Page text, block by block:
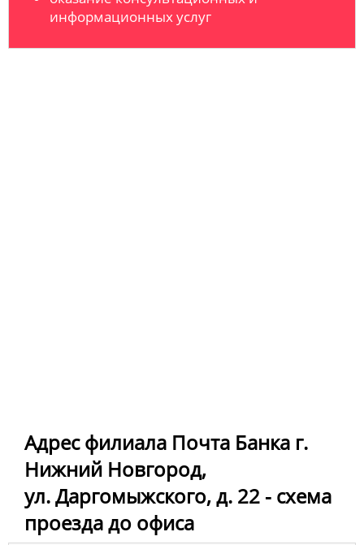
информационных услуг
Адрес филиала Почта Банка г.
Нижний Новгород,
ул. Даргомыжского, д. 22 - схема
проезда до офиса